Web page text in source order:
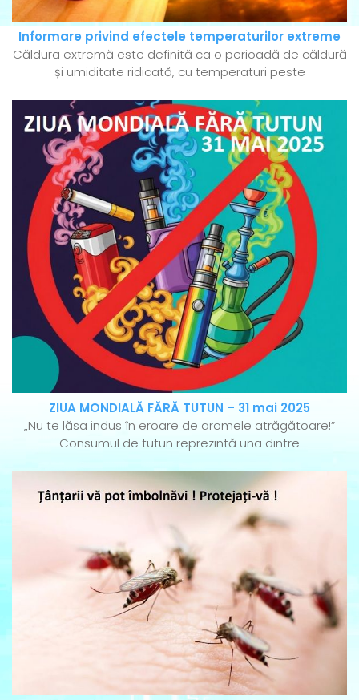
Informare privind efectele temperaturilor extreme
Căldura extremă este definită ca o perioadă de căldură
și umiditate ridicată, cu temperaturi peste
ZIUA MONDIALĂ FĂRĂ TUTUN – 31 mai 2025
„Nu te lăsa indus în eroare de aromele atrăgătoare!”
Consumul de tutun reprezintă una dintre